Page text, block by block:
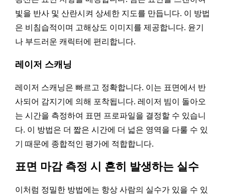
빛을 반사 및 산란시켜 상세한 지도를 만듭니다. 이 방법
은 비침습적이며 고해상도 이미지를 제공합니다. 윤기
나 부드러운 캐릭터에 편리합니다.
레이저 스캐닝
레이저 스캐닝은 빠르고 정확합니다. 이는 표면에서 반
사되어 감지기에 의해 포착됩니다. 레이저 빔이 돌아오
는 시간을 측정하여 표면 프로파일을 결정할 수 있습니
다. 이 방법은 더 짧은 시간에 더 넓은 영역을 다룰 수 있
기 때문에 종합적인 평가에 적합합니다.
표면 마감 측정 시 흔히 발생하는 실수
이처럼 정밀한 방법에는 항상 사람의 실수가 있을 수 있